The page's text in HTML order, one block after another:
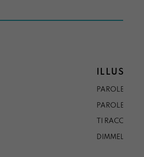
PAROLE DAL
PAROLE DA
TI
DIMMELO